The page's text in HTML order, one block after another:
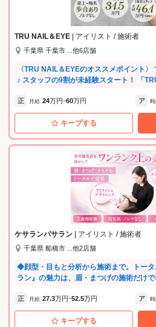
TRU NAIL＆EYE | アイリスト / 施術者
千葉県 千葉市 ...他6店舗
〈TRU NAIL＆EYEのオススメポイント〉 1⃣ 未経験でも安心の研修制度
♪ スタッフの9割が未経験スタート！ 「
べます！ 研修中も給与支給＆道具は全て会
00種類の定額ハンドジェルコースも習得可
エク／まつげパーマ／アイブロウの取得が可能です♡
が魅力！ 掛け持ち施術・ノルマ・無理な
りでプライベートも充実✨ 経験問わず安心
頑張った分だけしっかり評価◎ 基本給に
実！ 売上達成手当や役職手当もあり、や
がらしっかり稼げます♡ 4⃣ 口コミ1300件以上の人気サロン♡ 集客サイ
ト口コミ1300件以上✨ 幅広いお客様に支
たくさんのお客様に入客できるので、経
ているので、最新の技術やトレンドを学
正 月給 24万円~60万円 ア
キープする
ケサランパサラン | アイリスト / 施術者
千葉県 船橋市 ...他2店舗
◆顔型・目もと分析から施術まで。トー
ラン』の魅力は、眉・まつげの施術だけ
視点をプラスすることで、お客様に「自分
を提案できるブランドです。メイク×施術
は、他にはない特別な技術。「作り込ま
正 月給 27.3万円~52.5万円 ア
キープする